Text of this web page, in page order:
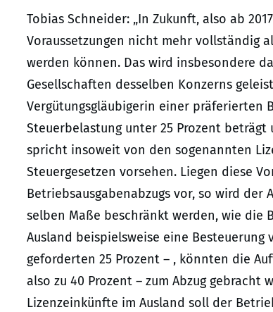
Tobias Schneider: „In Zukunft, also ab
Voraussetzungen nicht mehr vollständig
werden können. Das wird insbesondere
Gesellschaften desselben Konzerns
Vergütungsgläubigerin einer präferierten
Steuerbelastung unter 25 Prozent beträgt
spricht insoweit von den sogenannten
Steuergesetzen vorsehen. Liegen diese
Betriebsausgabenabzugs vor, so wird der
selben Maße beschränkt werden, wie die
Ausland beispielsweise eine
geforderten 25 Prozent – , könnten die
also zu 40 Prozent – zum Abzug
Lizenzeinkünfte im Ausland soll der